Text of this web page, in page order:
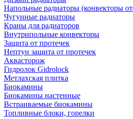
Напольные радиаторы (конвекторы
Чугунные радиаторы
Краны для радиаторов
Внутрипольные конвекторы
Защита от протечек
Нептун защита от протечек
Аквасторож
Гидролок Gidrolock
Метлахская плитка
Биокамины
Биокамины настенные
Встраиваемые биокамины
Топливные блоки, горелки